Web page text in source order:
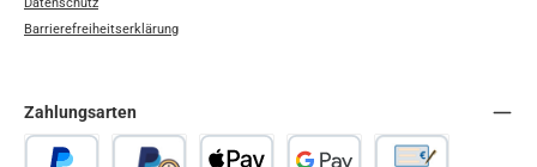
Barrierefreiheitserklärung
Zahlungsarten